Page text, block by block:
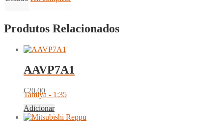
Produtos Relacionados
AAVP7A1
€20.00
Tamiya - 1:35
Adicionar